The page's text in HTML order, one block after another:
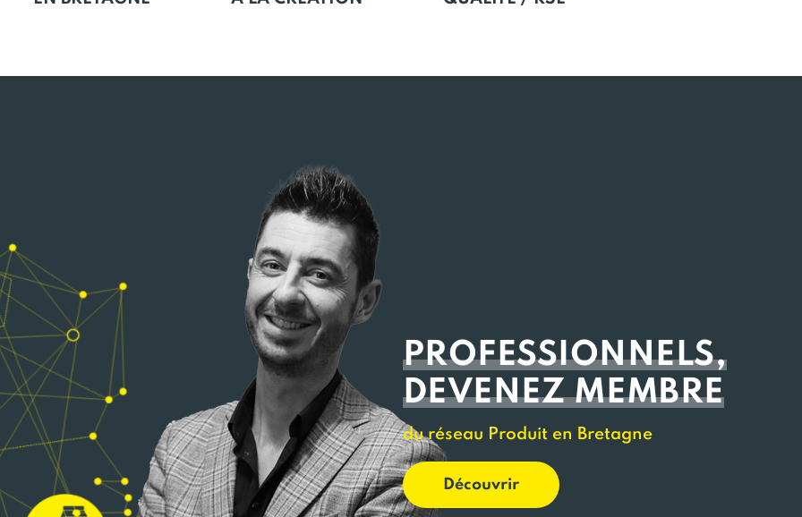
PROFESSIONNELS,
DEVENEZ MEMBRE
du réseau Produit en Bretagne
Découvrir